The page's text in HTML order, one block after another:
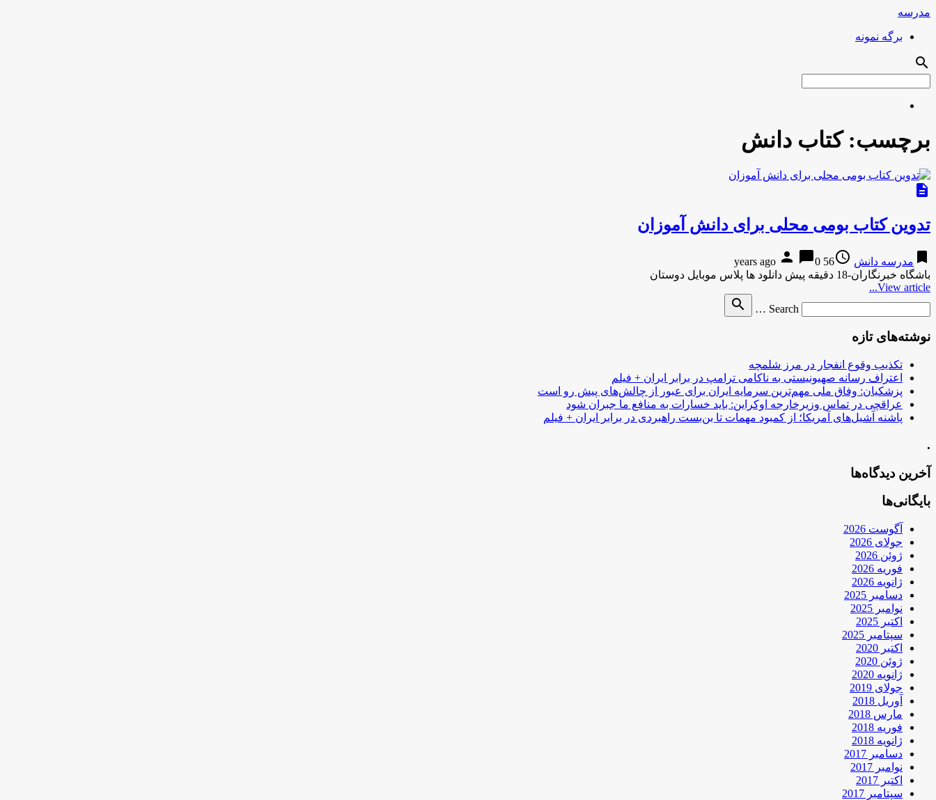
مدرسه
برگه نمونه
search
برچسب:کتاب دانش
description
تدوین کتاب بومی محلی برای دانش آموزان
bookmark مدرسه دانش access_time
56 years ago
person chat_bubble0
باشگاه خبرنگاران-18 دقیقه پیش دانلود ها پلاس موبایل دوستان
View article...
Search …
search
نوشته‌های تازه
تکذیب وقوع انفجار در مرز شلمچه
اعتراف رسانه صهیونیستی به ناکامی ترامپ در برابر ایران + فیلم
پزشکیان: وفاق ملی مهم‌ترین سرمایه ایران برای عبور از چالش‌های پیش رو است
عراقچی در تماس وزیرخارجه اوکراین: باید خسارات به منافع ما جبران شود
پاشنه آشیل‌های آمریکا؛ از کمبود مهمات تا بن‌بست راهبردی در برابر ایران + فیلم
.
آخرین دیدگاه‌ها
بایگانی‌ها
آگوست 2026
جولای 2026
ژوئن 2026
فوریه 2026
ژانویه 2026
دسامبر 2025
نوامبر 2025
اکتبر 2025
سپتامبر 2025
اکتبر 2020
ژوئن 2020
ژانویه 2020
جولای 2019
آوریل 2018
مارس 2018
فوریه 2018
ژانویه 2018
دسامبر 2017
نوامبر 2017
اکتبر 2017
سپتامبر 2017